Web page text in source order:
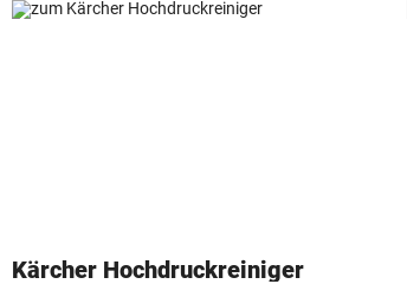
Kärcher Hochdruckreiniger